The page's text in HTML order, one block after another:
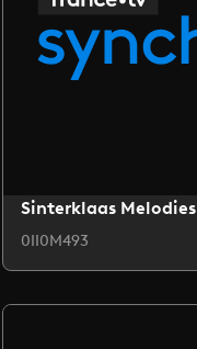
Sinterklaas Melodies
0II0M493